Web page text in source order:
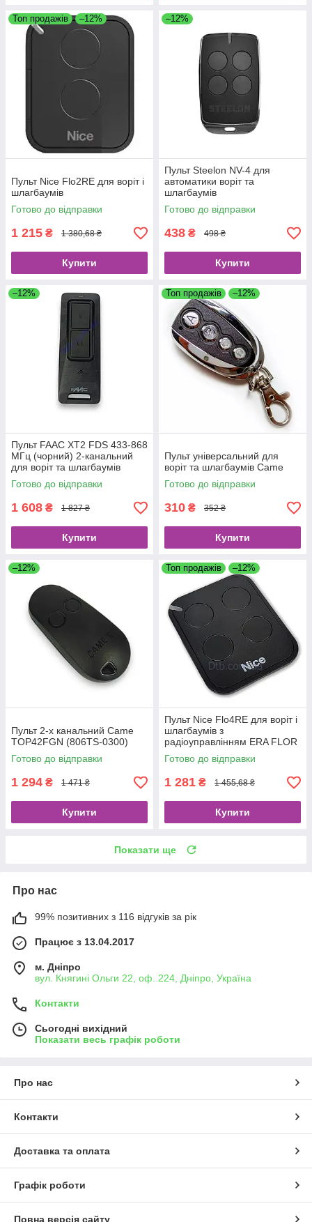
Топ продажів –12%
Пульт Nice Flo2RE для воріт і
шлагбаумів
Готово до відправки
1 215 ₴ 1 380,68 ₴
Купити
–12%
Пульт Steelon NV-4 для
автоматики воріт та
шлагбаумів
Готово до відправки
438 ₴ 498 ₴
Купити
–12%
Пульт FAAC XT2 FDS 433-868
МГц (чорний) 2-канальний
для воріт та шлагбаумів
Готово до відправки
1 608 ₴ 1 827 ₴
Купити
Топ продажів –12%
Пульт універсальний для
воріт та шлагбаумів Came
Готово до відправки
310 ₴ 352 ₴
Купити
–12%
Пульт 2-х канальний Came
TOP42FGN (806TS-0300)
Готово до відправки
1 294 ₴ 1 471 ₴
Купити
Топ продажів –12%
Пульт Nice Flo4RE для воріт і
шлагбаумів з
радіоуправлінням ERA FLOR
Готово до відправки
1 281 ₴ 1 455,68 ₴
Купити
Показати ще
Про нас
99% позитивних з 116 відгуків за рік
Працює з 13.04.2017
м. Дніпро
вул. Княгині Ольги 22, оф. 224, Дніпро, Україна
Контакти
Сьогодні вихідний
Показати весь графік роботи
Про нас
Контакти
Доставка та оплата
Графік роботи
Повна версія сайту